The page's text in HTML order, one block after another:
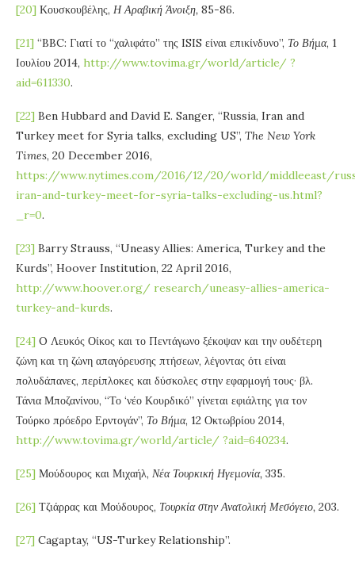
[20] Κουσκουβέλης, Η Αραβική Άνοιξη, 85-86.
[21] “BBC: Γιατί το “χαλιφάτο” της ISIS είναι επικίνδυνο”, Το Βήμα, 1
Ιουλίου 2014, http://www.tovima.gr/world/article/ ?
aid=611330.
[22] Ben Hubbard and David E. Sanger, “Russia, Iran and
Turkey meet for Syria talks, excluding US”, The New York
Times, 20 December 2016,
https://www.nytimes.com/2016/12/20/world/middleeast/
iran-and-turkey-meet-for-syria-talks-excluding-us.html?
_r=0.
[23] Barry Strauss, “Uneasy Allies: America, Turkey and the
Kurds”, Hoover Institution, 22 April 2016,
http://www.hoover.org/ research/uneasy-allies-america-
turkey-and-kurds.
[24] O Λευκός Οίκος και το Πεντάγωνο ξέκοψαν και την ουδέτερη
ζώνη και τη ζώνη απαγόρευσης πτήσεων, λέγοντας ότι είναι
πολυδάπανες, περίπλοκες και δύσκολες στην εφαρμογή τους· βλ.
Τάνια Μποζανίνου, “Το ‘νέο Κουρδικό” γίνεται εφιάλτης για τον
Τούρκο πρόεδρο Ερντογάν”, Το Βήμα, 12 Οκτωβρίου 2014,
http://www.tovima.gr/world/article/ ?aid=640234.
[25] Μούδουρος και Μιχαήλ, Νέα Τουρκική Ηγεμονία, 335.
[26] Τζιάρρας και Μούδουρος, Τουρκία στην Ανατολική Μεσόγειο, 203.
[27] Cagaptay, “US-Turkey Relationship”.